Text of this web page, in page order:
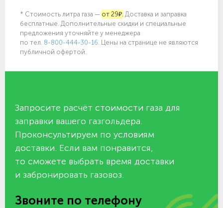
* Стоимость литра газа — от 29₽. Доставка и заправка
бесплатные. Дополнительные скидки и специальные
предложения уточняйте у менеджера
по тел. 8-800-444-30-16 . Цены на странице не являются
публичной офертой.
Запросите расчёт стоимости газа для
заправки вашего газгольдера.
Проконсультируем по условиям
доставки. Если вам понравится,
то сможете выбрать время доставки
и забронировать газовоз.
Звоните по телефону